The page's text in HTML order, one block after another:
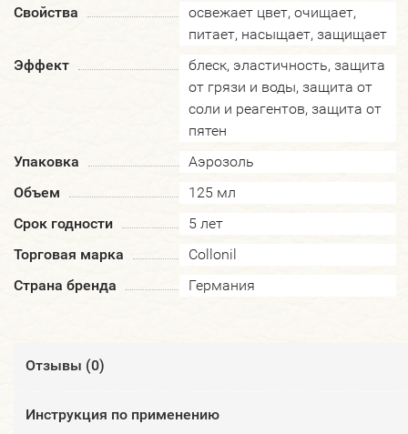
Свойства
освежает цвет, очищает,
питает, насыщает, защищает
Эффект
блеск, эластичность, защита
от грязи и воды, защита от
соли и реагентов, защита от
пятен
Упаковка
Аэрозоль
Объем
125 мл
Срок годности
5 лет
Торговая марка
Collonil
Страна бренда
Германия
Отзывы (0)
Инструкция по применению